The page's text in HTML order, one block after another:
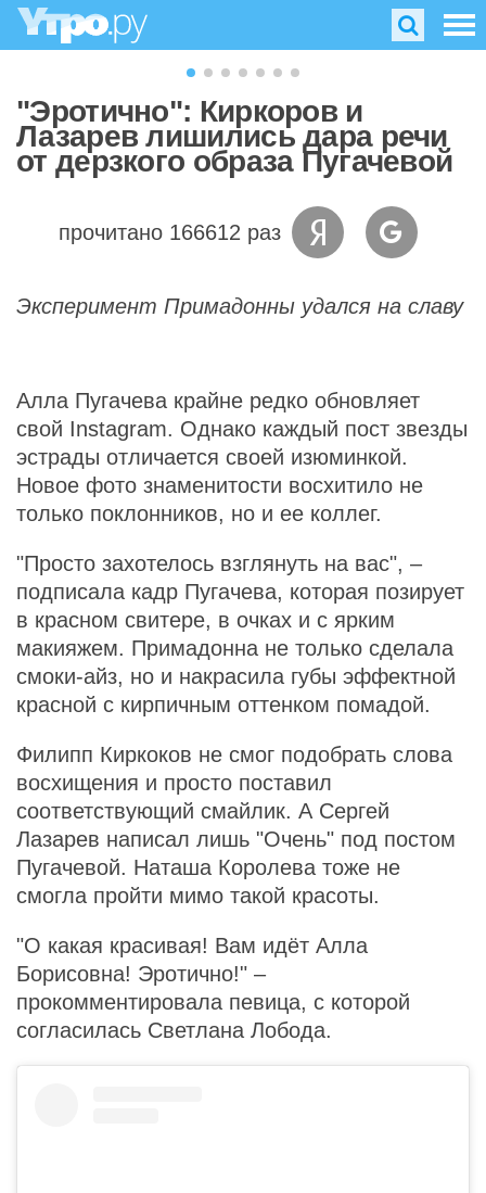
"Эротично": Киркоров и
Лазарев лишились дара речи
от дерзкого образа Пугачевой
прочитано 166612 раз
Эксперимент Примадонны удался на славу
Алла Пугачева крайне редко обновляет
свой Instagram. Однако каждый пост звезды
эстрады отличается своей изюминкой.
Новое фото знаменитости восхитило не
только поклонников, но и ее коллег.
"Просто захотелось взглянуть на вас", –
подписала кадр Пугачева, которая позирует
в красном свитере, в очках и с ярким
макияжем. Примадонна не только сделала
смоки-айз, но и накрасила губы эффектной
красной с кирпичным оттенком помадой.
Филипп Киркоков не смог подобрать слова
восхищения и просто поставил
соответствующий смайлик. А Сергей
Лазарев написал лишь "Очень" под постом
Пугачевой. Наташа Королева тоже не
смогла пройти мимо такой красоты.
"О какая красивая! Вам идёт Алла
Борисовна! Эротично!" –
прокомментировала певица, с которой
согласилась Светлана Лобода.